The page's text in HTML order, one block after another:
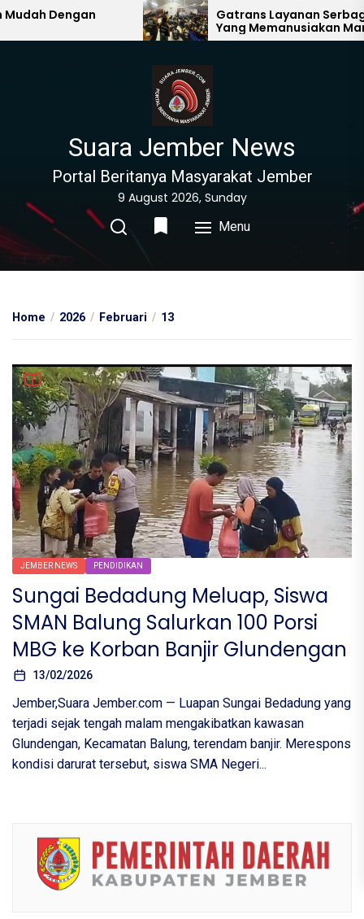
Skip
Dengan
Gatrans Layanan Serbaguna
Yang Memanusiakan Manusia
Lain
Suara Jember News
Portal Beritanya Masyarakat Jember
9 August 2026, Sunday
Menu
Home 2026 Februari 13
JEMBER NEWS PENDIDIKAN
Sungai Bedadung Meluap, Siswa
SMAN Balung Salurkan 100 Porsi
MBG ke Korban Banjir Glundengan
13/02/2026
​Jember,Suara Jember.com — Luapan Sungai Bedadung yang
terjadi sejak tengah malam mengakibatkan kawasan
Glundengan, Kecamatan Balung, terendam banjir. Merespons
kondisi darurat tersebut, siswa SMA Negeri...